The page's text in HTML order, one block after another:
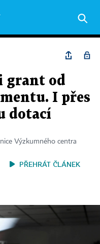
grant od
I přes
dotací
Výzkumného centra
PŘEHRÁT ČLÁNEK